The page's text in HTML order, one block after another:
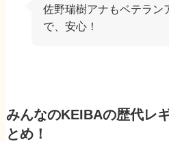
佐野瑞樹アナもベテラン
で、安心！
みんなのKEIBAの歴代レ
とめ！